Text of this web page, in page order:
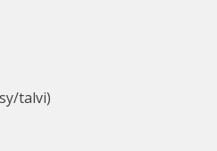
talvi)